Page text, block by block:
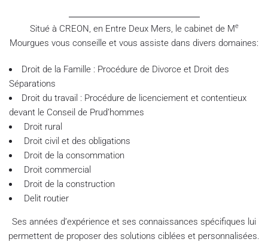
Situé à CREON, en Entre Deux Mers, le cabinet de Me
Mourgues vous conseille et vous assiste dans divers domaines:
Droit de la Famille : Procédure de Divorce et Droit des
Séparations
Droit du travail : Procédure de licenciement et contentieux
devant le Conseil de Prud’hommes
Droit rural
Droit civil et des obligations
Droit de la consommation
Droit commercial
Droit de la construction
Delit routier
Ses années d’expérience et ses connaissances spécifiques lui
permettent de proposer des solutions ciblées et personnalisées.